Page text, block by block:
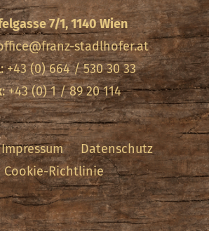
7/1, 1140 Wien
stadlhofer.at
: +43 (0) 664 / 530 30 33
: +43 (0) 1 / 89 20 114
Impressum
Datenschutz
Cookie-Richtlinie